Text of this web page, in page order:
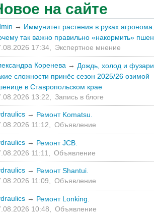
на сайте
→ Иммунитет растения в руках агронома.
так важно правильно «накормить»
17:34,
Экспертное мнение
Коренева → Дождь, холод и
сложности принёс сезон 2025/26 озимой
в Ставропольском крае
13:22,
Запись в блоге
→ Ремонт Komatsu.
11:12,
Объявление
→ Ремонт JCB.
11:11,
Объявление
→ Ремонт Shantui.
11:09, Объявление
→ Ремонт Lonking.
10:48,
Объявление